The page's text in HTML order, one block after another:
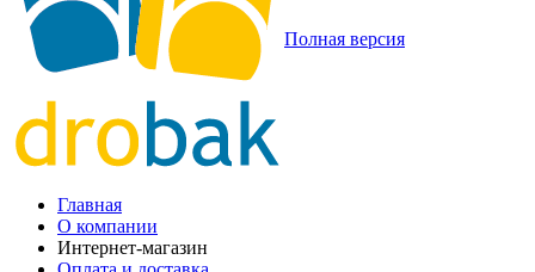
Полная версия
Главная
О компании
Интернет-магазин